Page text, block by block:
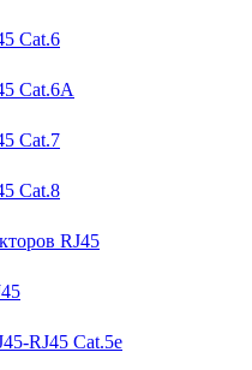
Cat.6
Cat.6A
Cat.7
Cat.8
RJ45
RJ45 Cat.5e